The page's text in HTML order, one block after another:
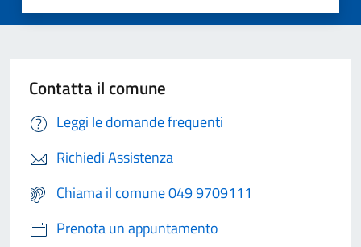
Contatta il comune
Leggi le domande frequenti
Richiedi Assistenza
Chiama il comune 049 9709111
Prenota un appuntamento